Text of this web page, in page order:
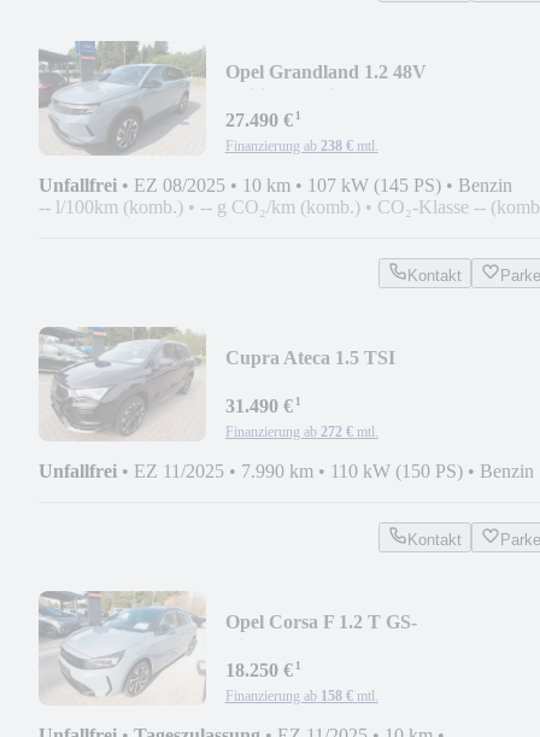
Opel Grandland 1.2 48V
27.490 €¹
Finanzierung ab 238 € mtl.
Unfallfrei • EZ 08/2025 • 10 km • 107 kW (145 PS) • Benzin
-- l/100km (komb.) • -- g CO₂/km (komb.) • CO₂-Klasse --
Kontakt
Cupra Ateca 1.5 TSI
31.490 €¹
Finanzierung ab 272 € mtl.
Unfallfrei • EZ 11/2025 • 7.990 km • 110 kW (150 PS) • Benzin
Kontakt
Opel Corsa F 1.2 T GS-
18.250 €¹
Finanzierung ab 158 € mtl.